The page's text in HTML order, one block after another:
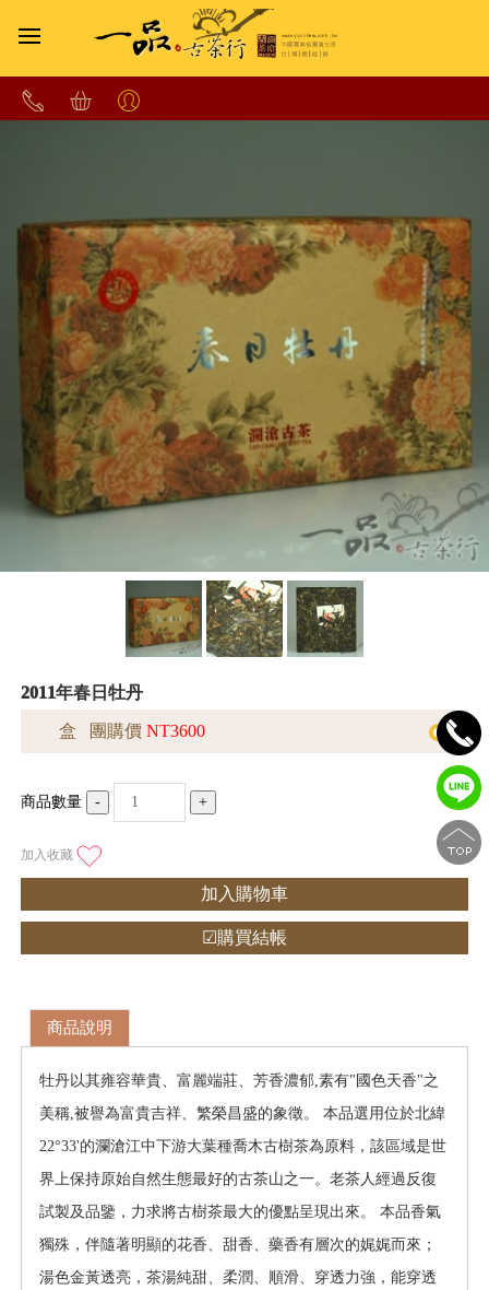
2011年春日牡丹
盒 團購價 NT3600
商品數量 - +
加入收藏
加入購物車
☑購買結帳
商品說明
牡丹以其雍容華貴、富麗端莊、芳香濃郁,素有"國色天香"之
美稱,被譽為富貴吉祥、繁榮昌盛的象徵。 本品選用位於北緯
22°33'的瀾滄江中下游大葉種喬木古樹茶為原料，該區域是世
界上保持原始自然生態最好的古茶山之一。老茶人經過反復
試製及品鑒，力求將古樹茶最大的優點呈現出來。 本品香氣
獨殊，伴隨著明顯的花香、甜香、藥香有層次的娓娓而來；
湯色金黃透亮，茶湯純甜、柔潤、順滑、穿透力強，能穿透